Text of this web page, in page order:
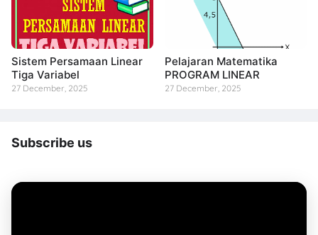
Sistem Persamaan Linear
Tiga Variabel
27 December, 2025
Pelajaran Matematika
PROGRAM LINEAR
27 December, 2025
Subscribe us